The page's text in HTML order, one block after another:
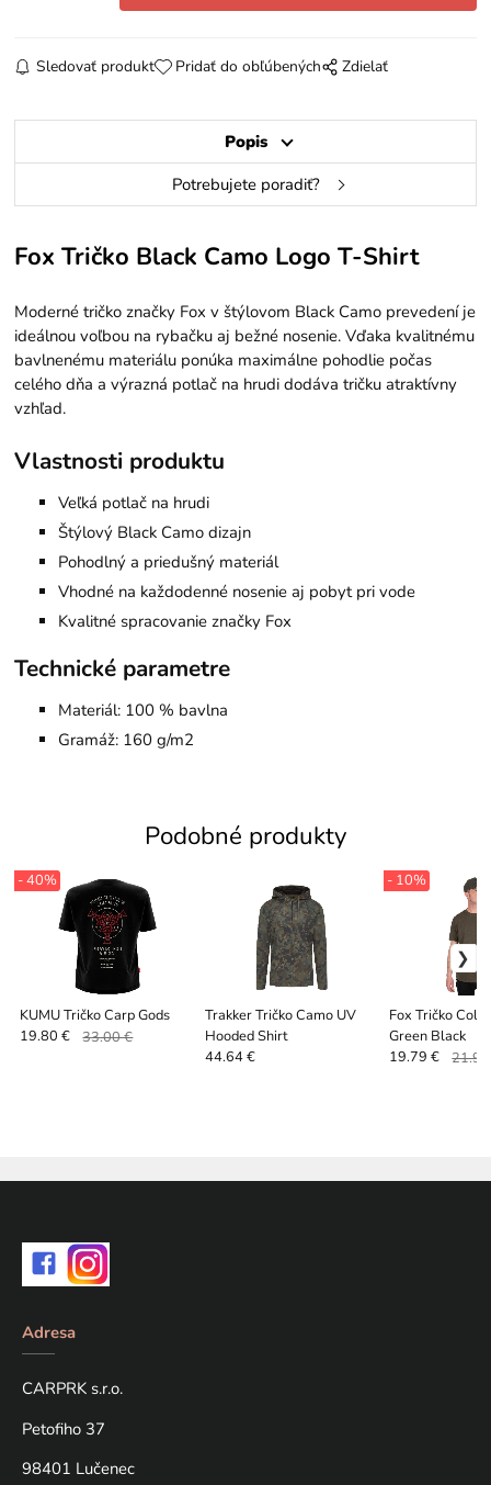
Sledovať produkt Pridať do obľúbených Zdielať
Popis
Potrebujete poradiť?
Fox Tričko Black Camo Logo T-Shirt
Moderné tričko značky Fox v štýlovom Black Camo prevedení je
ideálnou voľbou na rybačku aj bežné nosenie. Vďaka kvalitnému
bavlnenému materiálu ponúka maximálne pohodlie počas
celého dňa a výrazná potlač na hrudi dodáva tričku atraktívny
vzhľad.
Vlastnosti produktu
Veľká potlač na hrudi
Štýlový Black Camo dizajn
Pohodlný a priedušný materiál
Vhodné na každodenné nosenie aj pobyt pri vode
Kvalitné spracovanie značky Fox
Technické parametre
Materiál: 100 % bavlna
Gramáž: 160 g/m2
Podobné produkty
KUMU Tričko Carp Gods
- 40%
19.80 € 33.00 €
Trakker Tričko Camo UV
Hooded Shirt
44.64 €
Fox Tričko
Green Black
- 10%
19.79 €
Adresa
CARPRK s.r.o.
Petofiho 37
98401 Lučenec